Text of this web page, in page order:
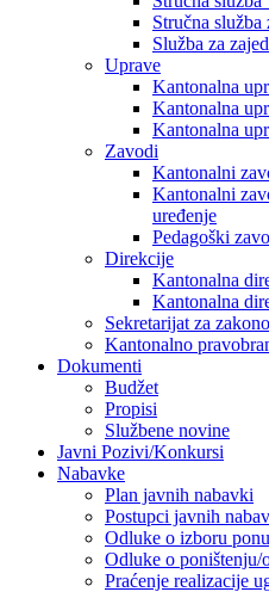
Stručna
Služba za
Uprave
Kantonalna
Kantonalna
Kantonalna
Zavodi
Kantonalni
Kantonalni
uređenje
Pedagoški
Direkcije
Kantonalna
Kantonalna
Sekretarijat za
Kantonalno
Dokumenti
Budžet
Propisi
Službene novine
Javni Pozivi/Konkursi
Nabavke
Plan javnih nabavki
Postupci javnih
Odluke o izboru
Odluke o poništenju/
Praćenje realizacije